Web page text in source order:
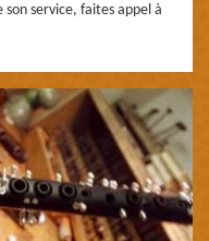
service, faites appel à